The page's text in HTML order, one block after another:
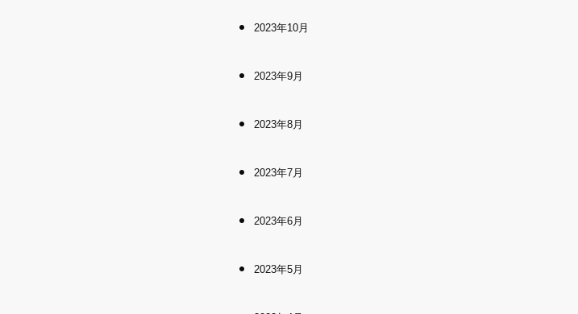
2023年10月
2023年9月
2023年8月
2023年7月
2023年6月
2023年5月